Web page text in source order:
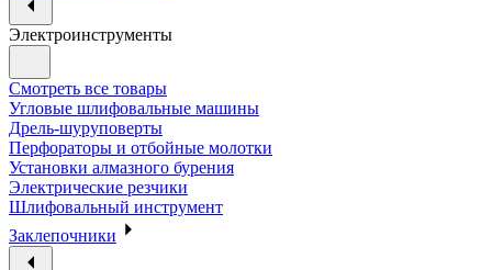
Электроинструменты
Смотреть все товары
Угловые шлифовальные машины
Дрель-шуруповерты
Перфораторы и отбойные молотки
Установки алмазного бурения
Электрические резчики
Шлифовальный инструмент
Заклепочники